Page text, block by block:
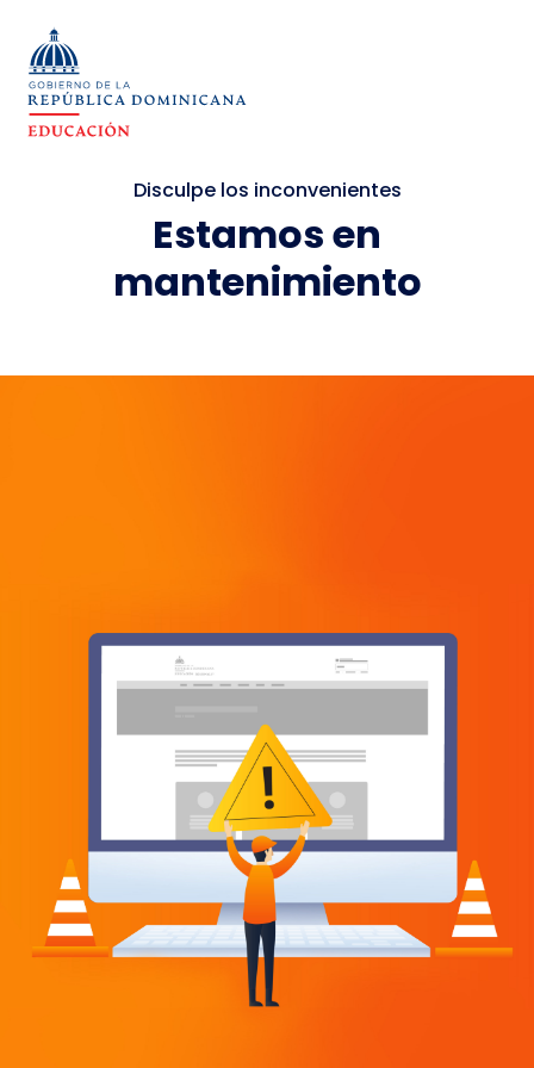
Disculpe los inconvenientes
Estamos en
mantenimiento